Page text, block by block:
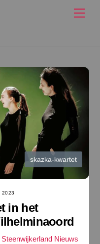
skazka-kwartet
2023
in het
Steenwijkerland Nieuws